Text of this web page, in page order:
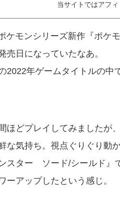
当サイトではアフ
ケモンシリーズ新作『ポ
売日になっていたなあ。
2022年ゲームタイトルの中
ほどプレイしてみましたが
な気持ち。視点ぐりぐり動
ンスター ソード/シールド』
ーアップしたという感じ。